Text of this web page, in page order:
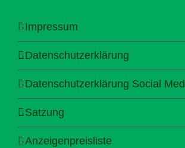
Impressum
Datenschutzerklärung
Datenschutzerklärung Social
Satzung
Anzeigenpreisliste